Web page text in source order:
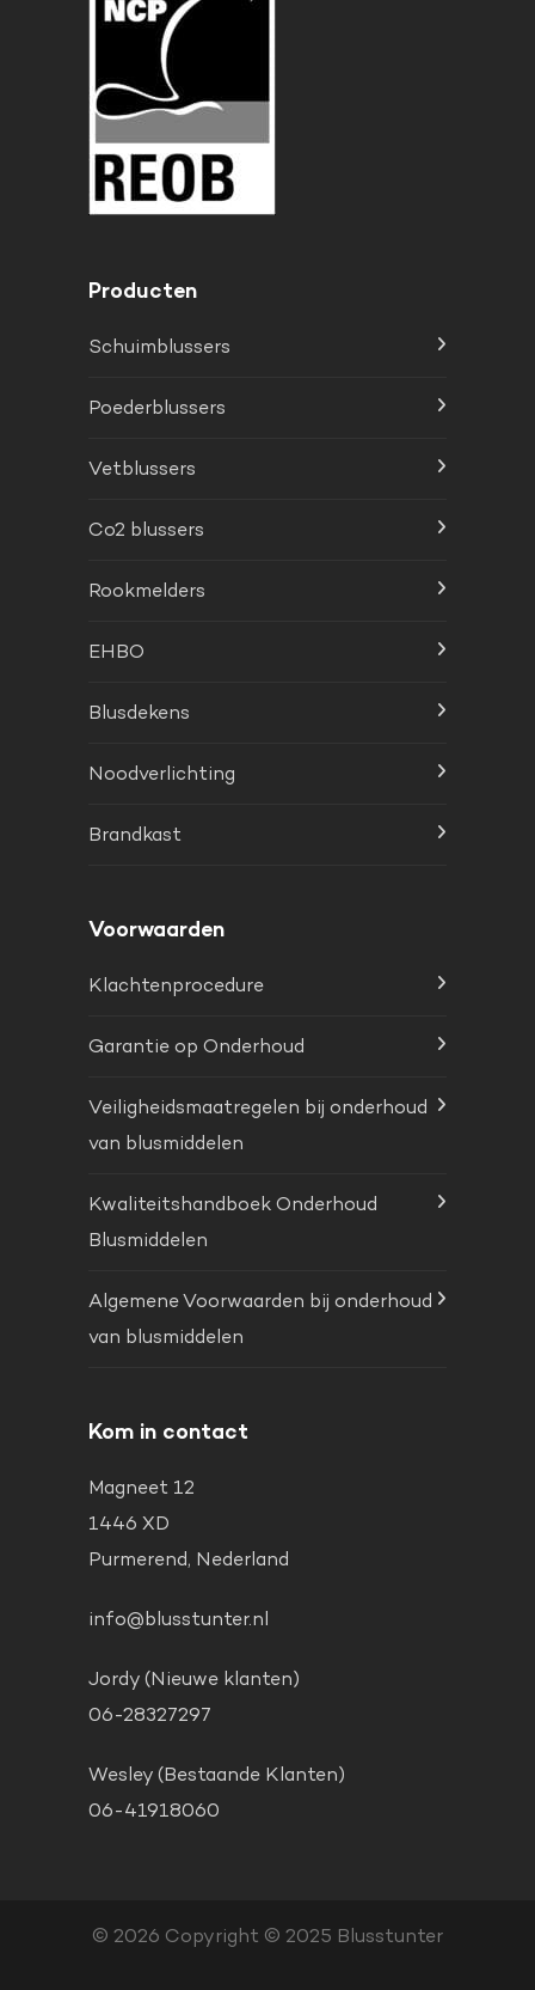
Producten
Schuimblussers
Poederblussers
Vetblussers
Co2 blussers
Rookmelders
EHBO
Blusdekens
Noodverlichting
Brandkast
Voorwaarden
Klachtenprocedure
Garantie op Onderhoud
Veiligheidsmaatregelen bij onderhoud
van blusmiddelen
Kwaliteitshandboek Onderhoud
Blusmiddelen
Algemene Voorwaarden bij onderhoud
van blusmiddelen
Kom in contact
Magneet 12
1446 XD
Purmerend, Nederland
info@blusstunter.nl
Jordy (Nieuwe klanten)
06-28327297
Wesley (Bestaande Klanten)
06-41918060
© 2026 Copyright © 2025 Blusstunter